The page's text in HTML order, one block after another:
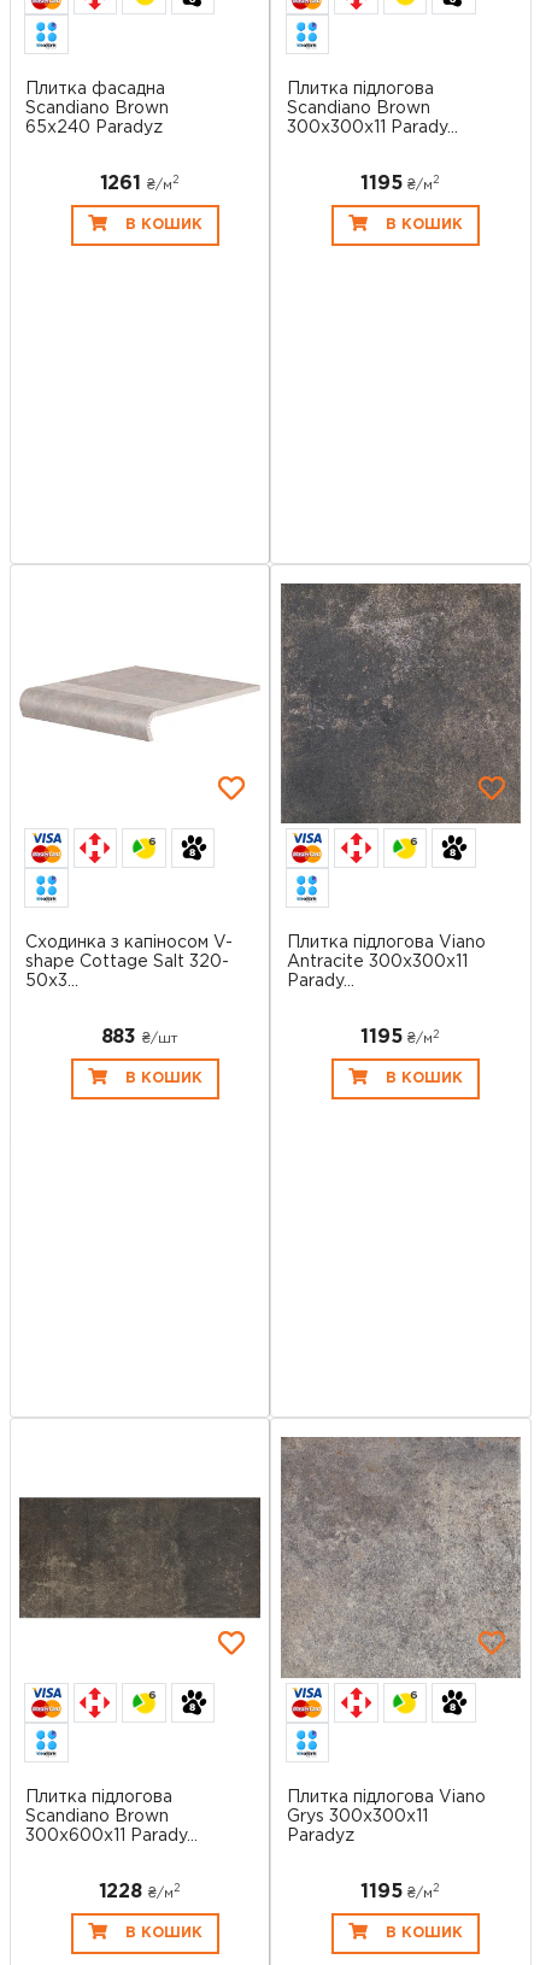
Плитка фасадна
Scandiano Brown
65x240 Paradyz
1261 ₴/м 2
В КОШИК
Плитка підлогова
Scandiano Brown
300x300x11 Parady...
1195 ₴/м2
В КОШИК
6
Сходинка з капіносом V-
shape Cottage Salt 320-
50x3...
883 ₴/шт
В КОШИК
6
Плитка підлогова Viano
Antracite 300x300x11
Parady...
1195 ₴/м2
В КОШИК
6
Плитка підлогова
Scandiano Brown
300x600x11 Parady...
1228 ₴/м 2
В КОШИК
6
Плитка підлогова Viano
Grys 300x300x11
Paradyz
1195 ₴/м2
В КОШИК